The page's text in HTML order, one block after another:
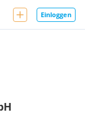
Einloggen